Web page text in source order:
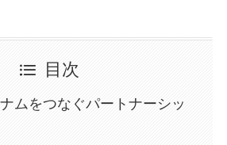
目次
ムをつなぐパートナーシッ